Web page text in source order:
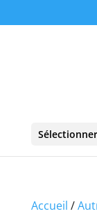
Accueil /